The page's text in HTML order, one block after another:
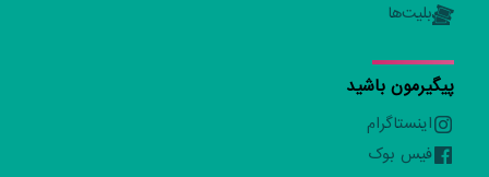
بلیت‌ها
پیگیرمون باشید
اینستاگرام
فیس بوک